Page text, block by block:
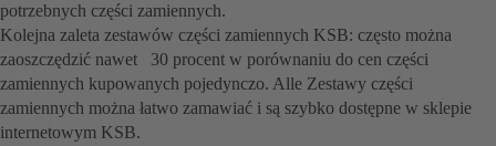
potrzebnych części zamiennych.
Kolejna zaleta zestawów części zamiennych KSB: często można
zaoszczędzić nawet 30 procent w porównaniu do cen części
zamiennych kupowanych pojedynczo. Alle Zestawy części
zamiennych można łatwo zamawiać i są szybko dostępne w sklepie
internetowym KSB.